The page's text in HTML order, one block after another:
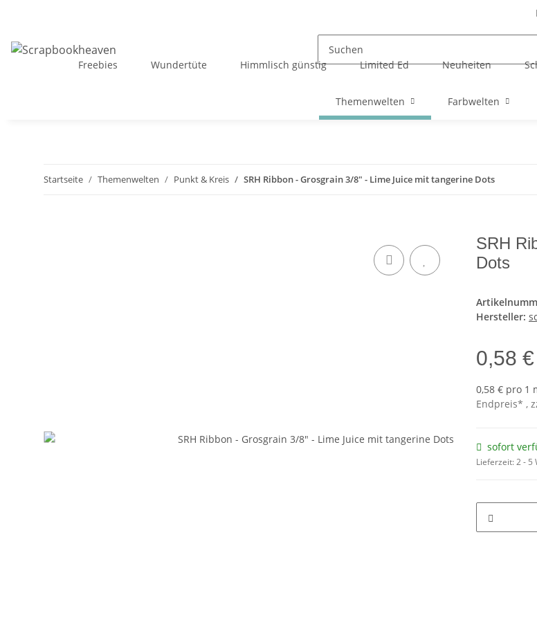
Freebies
Wundertüte Himmlisch günstig Limited Ed Neuheiten
Themenwelten Farbwelten
Startseite Themenwelten Punkt & Kreis SRH Ribbon - Grosgrain 3/8" - Lime Juice mit tangerine Dots
SRH
Dots
Hersteller:
0,58 €
0,58 € pro 1
Endpreis* ,
sofort
Lieferzeit:2 - 5